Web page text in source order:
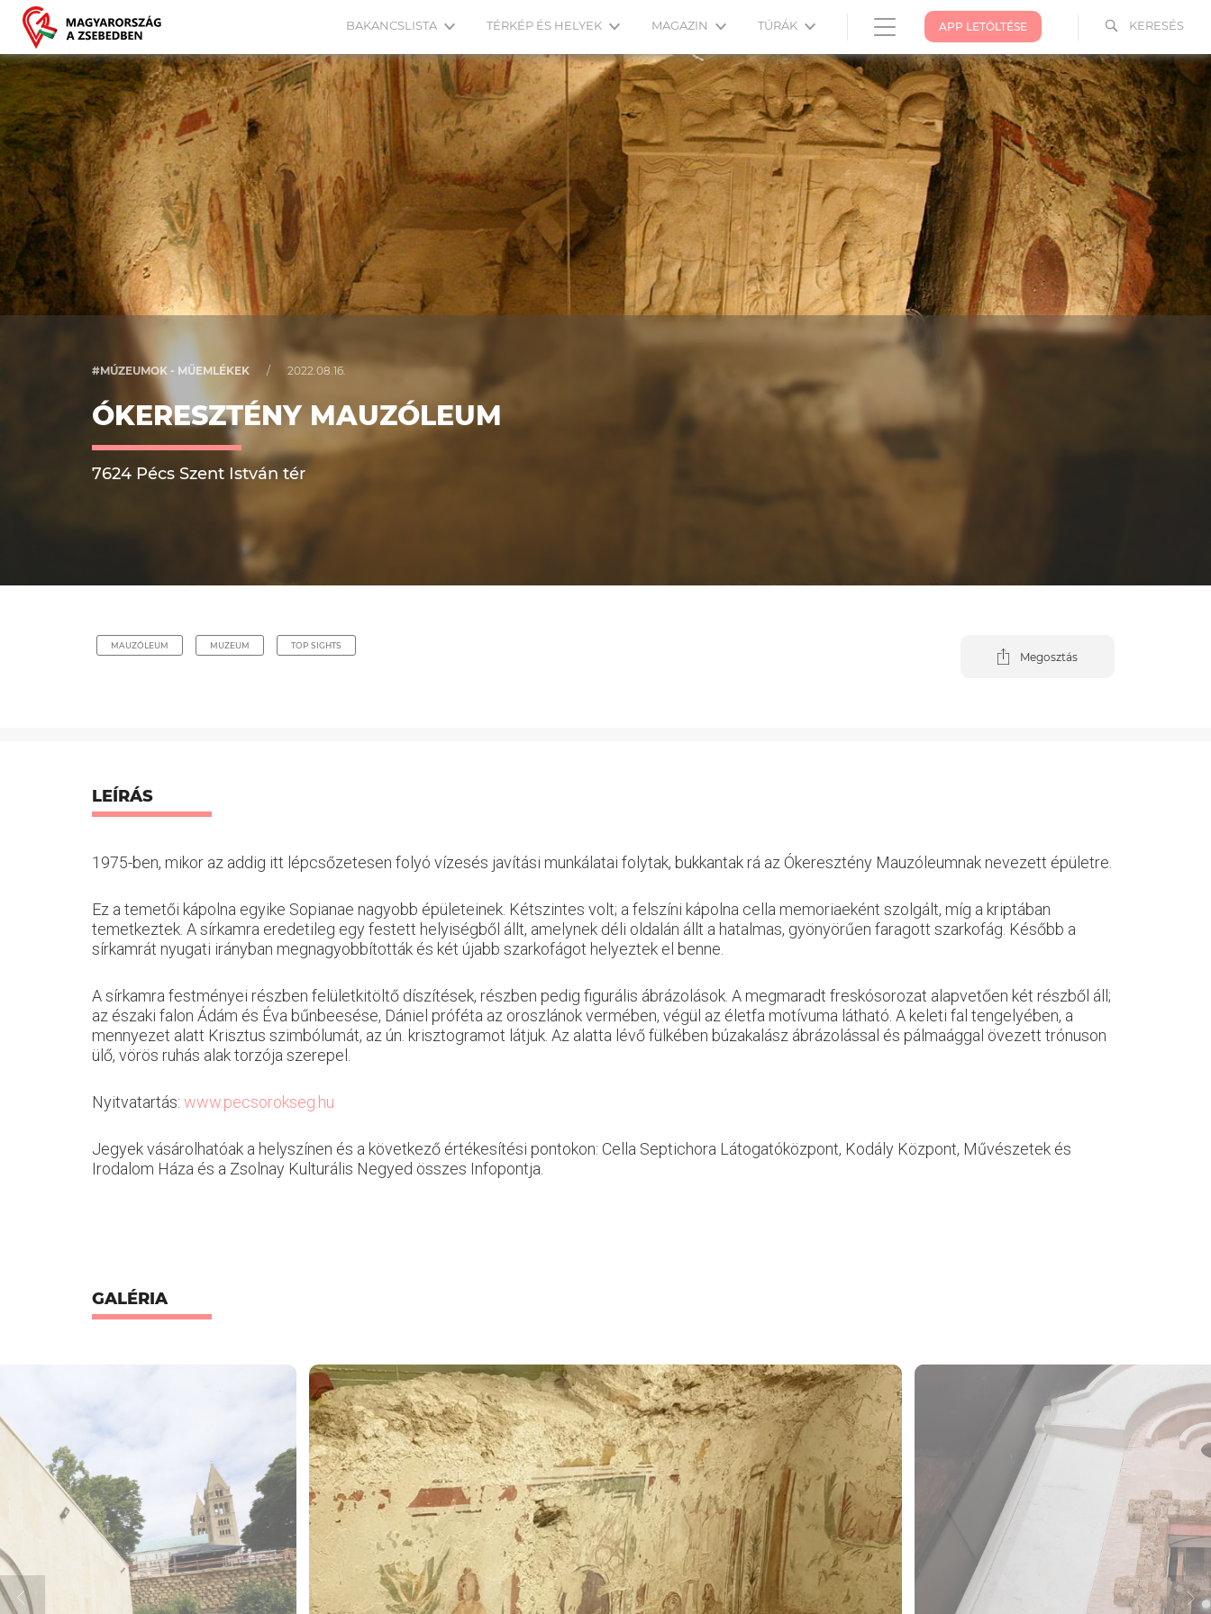
KERESÉS
APP LETÖLTÉSE
BAKANCSLISTA TÉRKÉP ÉS HELYEK MAGAZIN TÚRÁK
#MÚZEUMOK - MŰEMLÉKEK / 2022.08.16.
ÓKERESZTÉNY MAUZÓLEUM
7624 Pécs Szent István tér
MAUZÓLEUM MUZEUM TOP SIGHTS
Megosztás
LEÍRÁS
1975-ben, mikor az addig itt lépcsőzetesen folyó vízesés javítási munkálatai folytak, bukkantak rá az Ókeresztény Mauzóleumnak nevezett épületre.
Ez a temetői kápolna egyike Sopianae nagyobb épületeinek. Kétszintes volt; a felszíni kápolna cella memoriaeként szolgált, míg a kriptában
temetkeztek. A sírkamra eredetileg egy festett helyiségből állt, amelynek déli oldalán állt a hatalmas, gyönyörűen faragott szarkofág. Később a
sírkamrát nyugati irányban megnagyobbították és két újabb szarkofágot helyeztek el benne.
A sírkamra festményei részben felületkitöltő díszítések, részben pedig figurális ábrázolások. A megmaradt freskósorozat alapvetően két részből áll;
az északi falon Ádám és Éva bűnbeesése, Dániel próféta az oroszlánok vermében, végül az életfa motívuma látható. A keleti fal tengelyében, a
mennyezet alatt Krisztus szimbólumát, az ún. krisztogramot látjuk. Az alatta lévő fülkében búzakalász ábrázolással és pálmaággal övezett trónuson
ülő, vörös ruhás alak torzója szerepel.
Nyitvatartás: www.pecsorokseg.hu
Jegyek vásárolhatóak a helyszínen és a következő értékesítési pontokon: Cella Septichora Látogatóközpont, Kodály Központ, Művészetek és
Irodalom Háza és a Zsolnay Kulturális Negyed összes Infopontja.
GALÉRIA